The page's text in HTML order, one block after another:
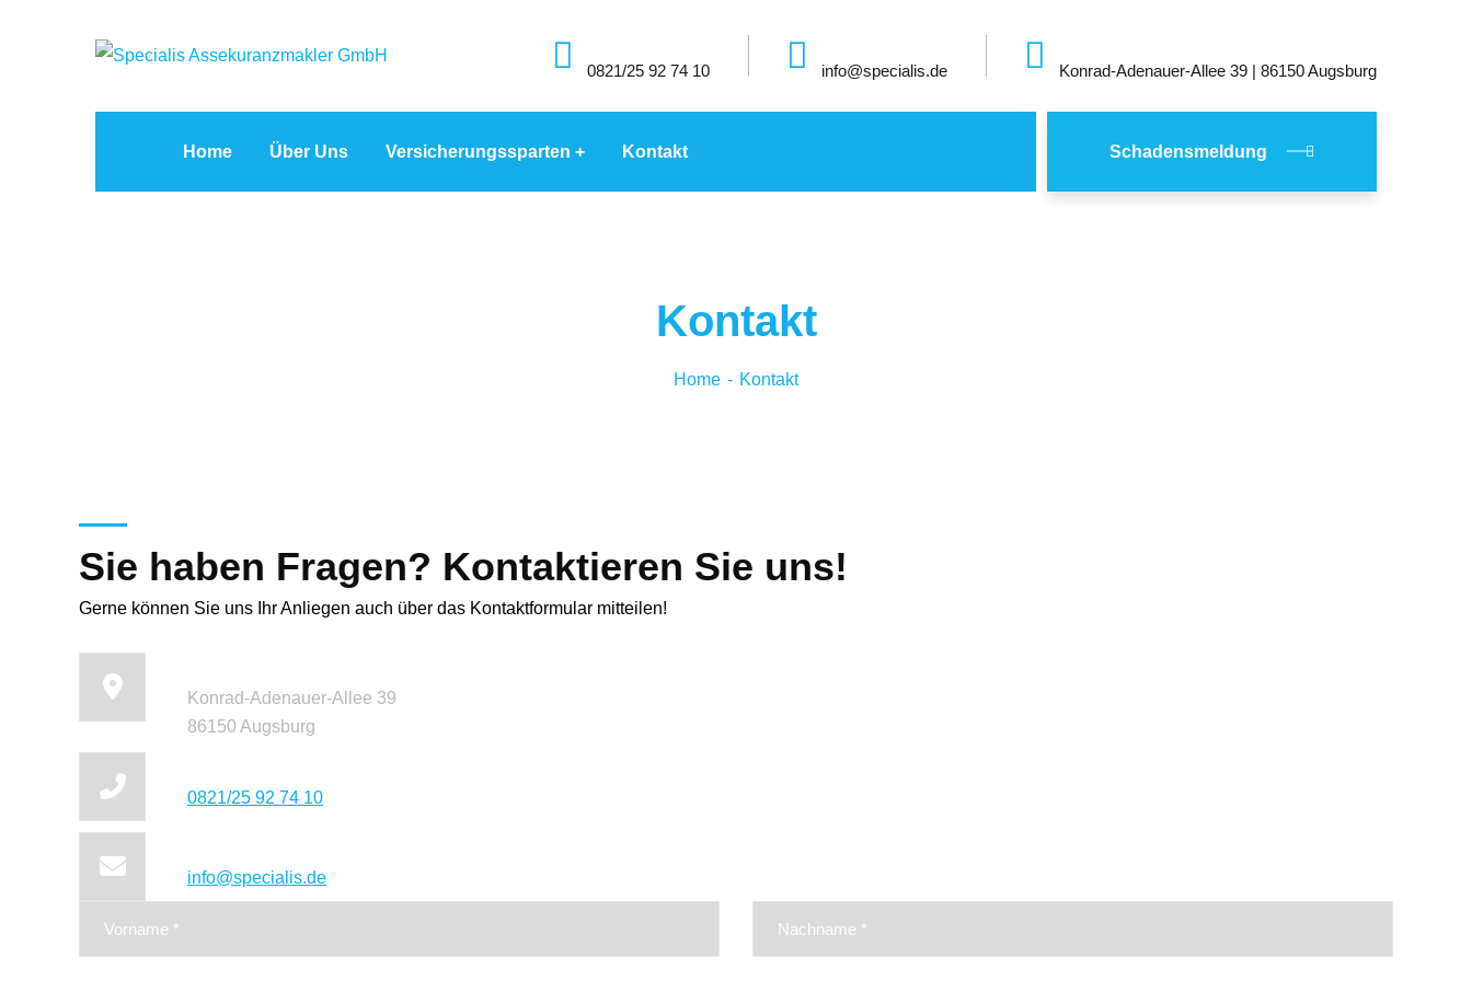
0821/25 92 74 10 info@specialis.de Kon­rad-Ade­nau­er-Al­lee 39 | 86150 Augs­burg
Home Über Uns Versicherungssparten Kontakt Schadensmeldung
Kontakt
Home Kontakt
Sie haben Fragen? Kontaktieren Sie uns!
Gerne können Sie uns Ihr Anliegen auch über das Kontaktformular mitteilen!
Kon­rad-Ade­nau­er-Al­lee 39
86150 Augs­burg
0821/25 92 74 10
info@specialis.de